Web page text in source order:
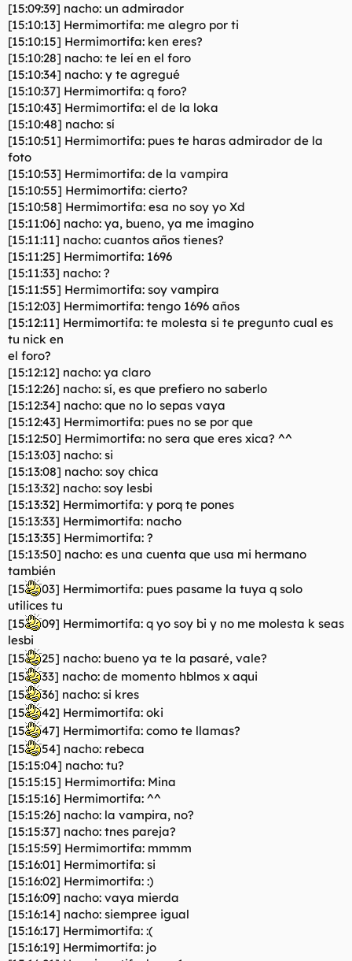
[15:09:39] nacho: un admirador
[15:10:13] Hermimortifa: me alegro por ti
[15:10:15] Hermimortifa: ken eres?
[15:10:28] nacho: te leí en el foro
[15:10:34] nacho: y te agregué
[15:10:37] Hermimortifa: q foro?
[15:10:43] Hermimortifa: el de la loka
[15:10:48] nacho: sí
[15:10:51] Hermimortifa: pues te haras admirador de la
foto
[15:10:53] Hermimortifa: de la vampira
[15:10:55] Hermimortifa: cierto?
[15:10:58] Hermimortifa: esa no soy yo Xd
[15:11:06] nacho: ya, bueno, ya me imagino
[15:11:11] nacho: cuantos años tienes?
[15:11:25] Hermimortifa: 1696
[15:11:33] nacho: ?
[15:11:55] Hermimortifa: soy vampira
[15:12:03] Hermimortifa: tengo 1696 años
[15:12:11] Hermimortifa: te molesta si te pregunto cual es
tu nick en
el foro?
[15:12:12] nacho: ya claro
[15:12:26] nacho: sí, es que prefiero no saberlo
[15:12:34] nacho: que no lo sepas vaya
[15:12:43] Hermimortifa: pues no se por que
[15:12:50] Hermimortifa: no sera que eres xica? ^^
[15:13:03] nacho: si
[15:13:08] nacho: soy chica
[15:13:32] nacho: soy lesbi
[15:13:32] Hermimortifa: y porq te pones
[15:13:33] Hermimortifa: nacho
[15:13:35] Hermimortifa: ?
[15:13:50] nacho: es una cuenta que usa mi hermano
también
[15
03] Hermimortifa: pues pasame la tuya q solo
utilices tu
[15
09] Hermimortifa: q yo soy bi y no me molesta k seas
lesbi
[15
25] nacho: bueno ya te la pasaré, vale?
[15
33] nacho: de momento hblmos x aqui
[15
36] nacho: si kres
[15
42] Hermimortifa: oki
[15
47] Hermimortifa: como te llamas?
[15
54] nacho: rebeca
[15:15:04] nacho: tu?
[15:15:15] Hermimortifa: Mina
[15:15:16] Hermimortifa: ^^
[15:15:26] nacho: la vampira, no?
[15:15:37] nacho: tnes pareja?
[15:15:59] Hermimortifa: mmmm
[15:16:01] Hermimortifa: si
[15:16:02] Hermimortifa: :)
[15:16:09] nacho: vaya mierda
[15:16:14] nacho: siempree igual
[15:16:17] Hermimortifa: :(
[15:16:19] Hermimortifa: jo